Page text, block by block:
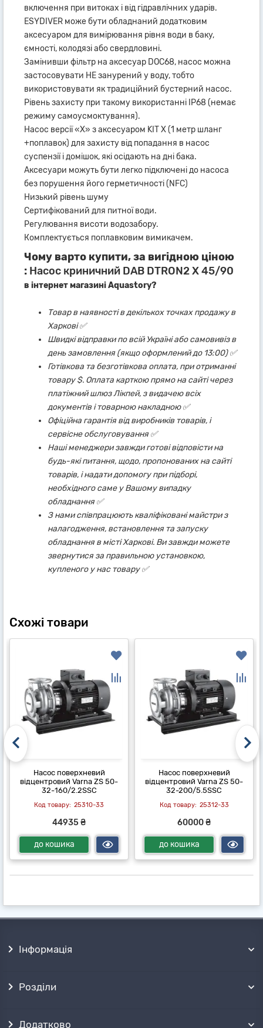
включення при витоках і від гідравлічних ударів.
ESYDIVER може бути обладнаний додатковим
аксесуаром для вимірювання рівня води в баку,
ємності, колодязі або свердловині.
Замінивши фільтр на аксесуар DOC68, насос можна
застосовувати НЕ занурений у воду, тобто
використовувати як традиційний бустерний насос.
Рівень захисту при такому використанні IP68 (немає
режиму самоусмоктування).
Насос версії «Х» з аксесуаром KIT X (1 метр шланг
+поплавок) для захисту від попадання в насос
суспензії і домішок, які осідають на дні бака.
Аксесуари можуть бути легко підключені до насоса
без порушення його герметичності (NFC)
Низький рівень шуму
Сертифікований для питної води.
Регулювання висоти водозабору.
Комплектується поплавковим вимикачем.
Чому варто купити, за вигідною ціною
: Насос криничний DAB DTRON2 X 45/90
в інтернет магазині Aquastory?
Товар в наявності в декількох точках продажу в
Харкові ✅
Швидкі відправки по всій Україні або самовивіз в
день замовлення (якщо оформлений до 13:00) ✅
Готівкова та безготівкова оплата, при отриманні
товару $. Оплата карткою прямо на сайті через
платіжний шлюз Лікпей, з видачею всіх
документів і товарною накладною ✅
Офіційна гарантія від виробників товарів, і
сервісне обслуговування ✅
Наші менеджери завжди готові відповісти на
будь-які питання, щодо, пропонованих на сайті
товарів, і надати допомогу при підборі,
необхідного саме у Вашому випадку
обладнання ✅
З нами співпрацюють кваліфіковані майстри з
налагодження, встановлення та запуску
обладнання в місті Харкові. Ви завжди можете
звернутися за правильною установкою,
купленого у нас товару ✅
Схожі товари
Насос поверхневий
відцентровий Varna ZS 50-
32-160/2.2SSC
25310-33
44935 ₴
до кошика
Насос поверхневий
відцентровий Varna ZS 50-
32-200/5.5SSC
25312-33
60000 ₴
до кошика
Інформація
Розділи
Додатково